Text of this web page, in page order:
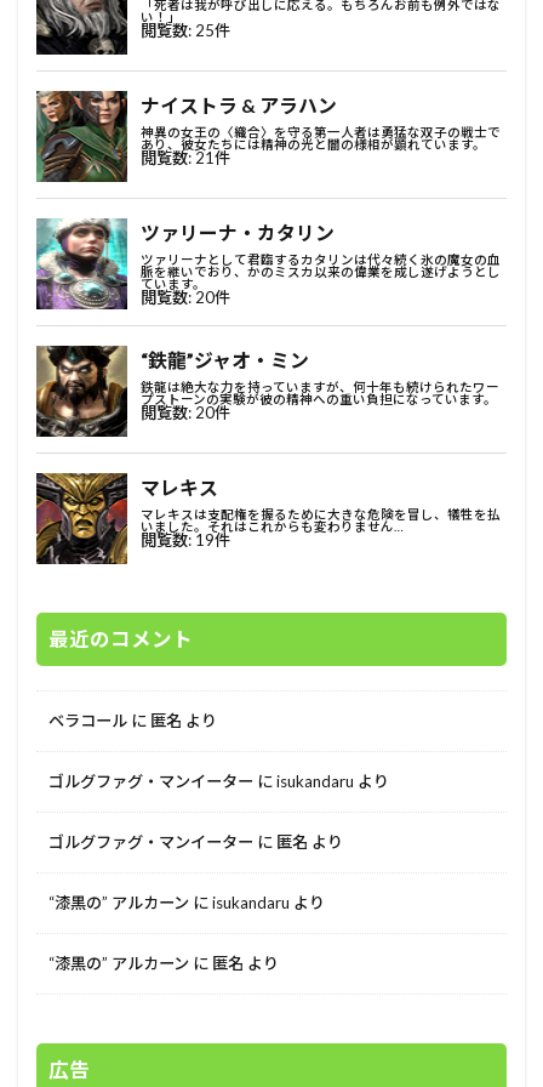
最近のコメント
ベラコール に 匿名 より
ゴルグファグ・マンイーター にisukandaru より
ゴルグファグ・マンイーター に 匿名 より
“漆黒の” アルカーン にisukandaru より
“漆黒の” アルカーン に 匿名 より
広告